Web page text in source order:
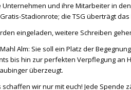
Unternehmen und ihre Mitarbeiter in
Stadionrote; die TSG überträgt das
eingeladen, weitere Schreiben
Alm: Sie soll ein Platz der
bis hin zur perfekten Verpflegung an
überzeugt.
schaffen wir nur mit euch! Jede